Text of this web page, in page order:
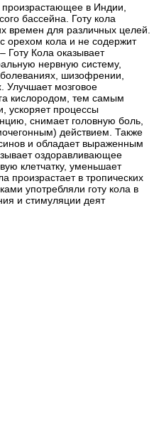
в Индии,
бассейна. Готу кола
времен для различных целей.
орехом кола и не содержит
Готу Кола оказывает
нервную систему,
шизофрении,
Улучшает мозговое
кислородом, тем самым
ускоряет процессы
снимает головную боль,
действием. Также
и обладает выраженным
оздоравливающее
клетчатку, уменьшает
произрастает в тропических
употребляли готу кола в
и стимуляции деят